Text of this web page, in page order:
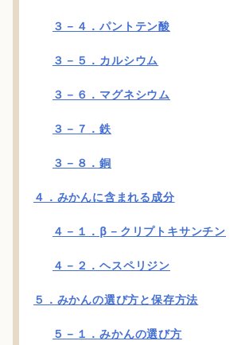
３－４．パントテン酸
３－５．カルシウム
３－６．マグネシウム
３－７．鉄
３－８．銅
４．みかんに含まれる成分
４－１．β－クリプトキサンチン
４－２．ヘスペリジン
５．みかんの選び方と保存方法
５－１．みかんの選び方